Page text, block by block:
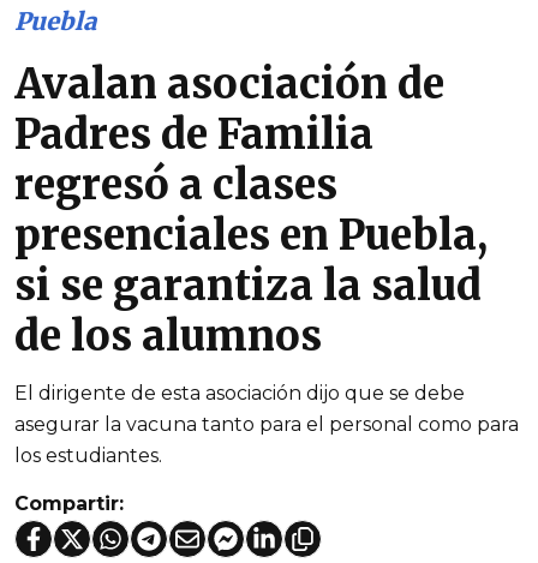
Puebla
Avalan asociación de
Padres de Familia
regresó a clases
presenciales en Puebla,
si se garantiza la salud
de los alumnos
El dirigente de esta asociación dijo que se debe
asegurar la vacuna tanto para el personal como para
los estudiantes.
Compartir: